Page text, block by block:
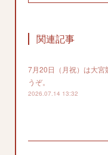
関連記事
7月20日（月祝）は大
うぞ。
2026.07.14 13:32